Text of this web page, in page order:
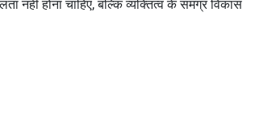
नहीं होना चाहिए, बल्कि व्यक्तित्व के समग्र विकास